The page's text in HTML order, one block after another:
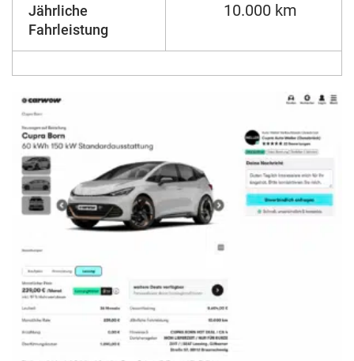
Jährliche
Fahrleistung
10.000 km